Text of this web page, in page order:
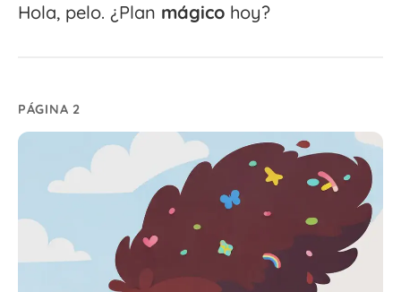
Hola, pelo. ¿Plan mágico hoy?
PÁGINA 2